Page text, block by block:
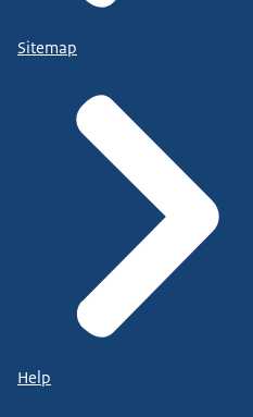
Sitemap
Help